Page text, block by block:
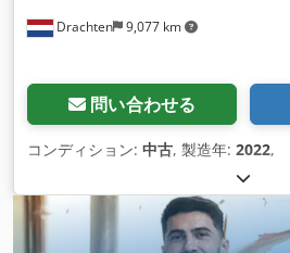
Drachten 9,077 km
問い合わせる
コンディション: 中古, 製造年: 2022,